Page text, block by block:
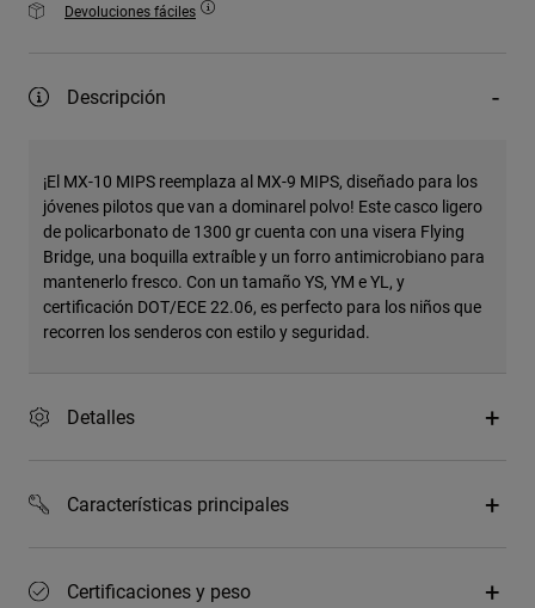
Devoluciones fáciles
Descripción
¡El MX-10 MIPS reemplaza al MX-9 MIPS, diseñado para los
jóvenes pilotos que van a dominarel polvo! Este casco ligero
de policarbonato de 1300 gr cuenta con una visera Flying
Bridge, una boquilla extraíble y un forro antimicrobiano para
mantenerlo fresco. Con un tamaño YS, YM e YL, y
certificación DOT/ECE 22.06, es perfecto para los niños que
recorren los senderos con estilo y seguridad.
Detalles
Características principales
Certificaciones y peso